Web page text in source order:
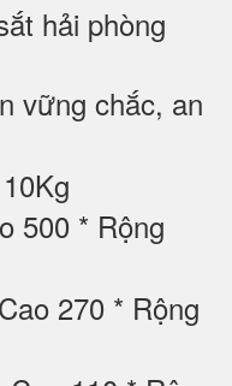
hải phòng
vững chắc, an
500 * Rộng
270 * Rộng